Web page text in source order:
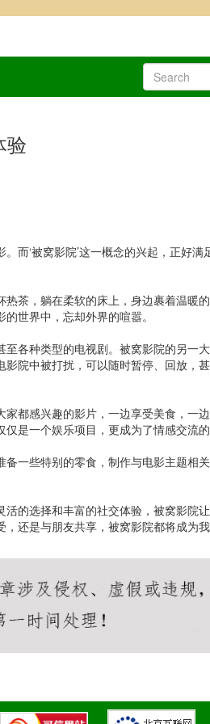
验
而‘被窝影院’这一概念的兴起，正好满
茶，躺在柔软的床上，身边裹着温暖
世界中，忘却外界的喧嚣。
各种类型的电视剧。被窝影院的另一
院中被打扰，可以随时暂停、回放，
都感兴趣的影片，一边享受美食，一边
是一个娱乐项目，更成为了情感交流的
一些特别的零食，制作与电影主题相
的选择和丰富的社交体验，被窝影院
还是与朋友共享，被窝影院都将成为